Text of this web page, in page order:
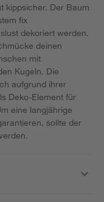
kippsicher. Der Baum
fix
dekoriert werden.
deinen
mit
Kugeln. Die
aufgrund ihrer
Deko-Element für
eine langjährige
sollte der